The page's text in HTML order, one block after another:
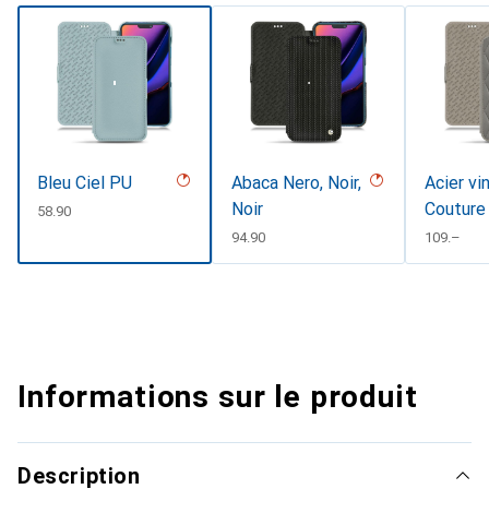
Bleu Ciel PU
CHF
58.90
Abaca Nero, Noir,
Noir
CHF
94.90
Acier
Couture
CHF
109.–
Informations sur le produit
Description